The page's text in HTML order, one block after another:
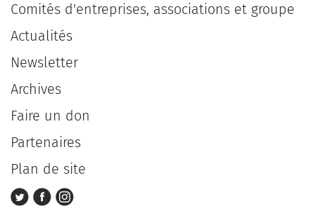
Comités d'entreprises, associations et groupe
Actualités
Newsletter
Archives
Faire un don
Partenaires
Plan de site